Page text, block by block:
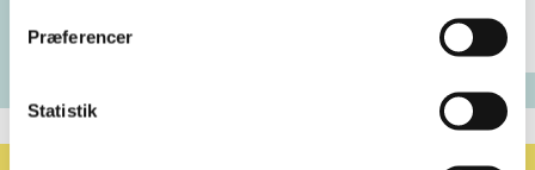
Præferencer
Statistik